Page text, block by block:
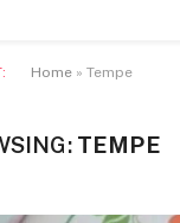
Home » Tempe
TEMPE